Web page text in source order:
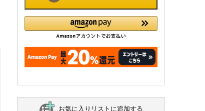
お気に入りリストに追加する